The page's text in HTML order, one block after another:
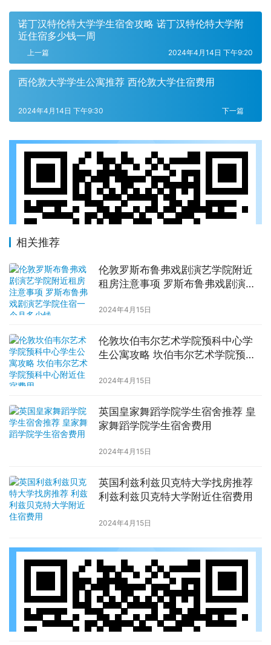
诺丁汉特伦特大学学生宿舍攻略 诺丁汉特伦特大学附
近住宿多少钱一周
上一篇 2024年4月14日 下午9:20
西伦敦大学学生公寓推荐 西伦敦大学住宿费用
下一篇
2024年4月14日 下午9:30
相关推荐
伦敦罗斯布鲁弗戏剧演艺学院附近
租房注意事项 罗斯布鲁弗戏剧演艺
2024年4月15日
伦敦坎伯韦尔艺术学院预科中心学
生公寓攻略 坎伯韦尔艺术学院预科
2024年4月15日
英国皇家舞蹈学院学生宿舍推荐 皇
家舞蹈学院学生宿舍费用
2024年4月15日
英国利兹利兹贝克特大学找房推荐
利兹利兹贝克特大学附近住宿费用
2024年4月15日